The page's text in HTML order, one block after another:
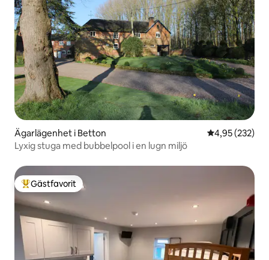
Ägarlägenhet i Betton 4,95 av 5 i
4,95 (232)
Lyxig stuga med bubbelpool i en lugn miljö
Populär gästfavorit
Gästfavorit